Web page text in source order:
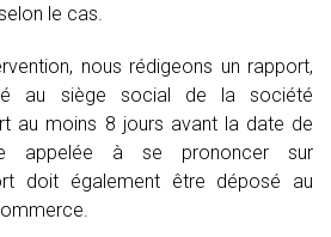
le cas.
nous rédigeons un rapport,
au siège social de la société
au moins 8 jours avant la date de
appelée à se prononcer sur
doit également être déposé au